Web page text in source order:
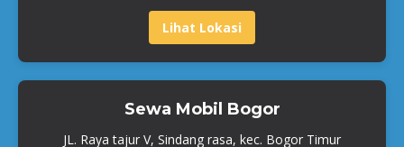
Lihat Lokasi
Sewa Mobil Bogor
JL. Raya tajur V, Sindang rasa, kec. Bogor Timur